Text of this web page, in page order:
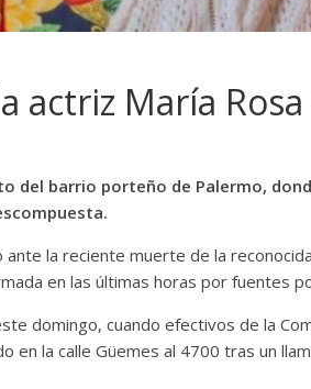
actriz María
del barrio porteño de Palermo,
la reciente muerte de la
en las últimas horas por fuentes
domingo, cuando efectivos de la
en la calle Güemes al 4700 tras un